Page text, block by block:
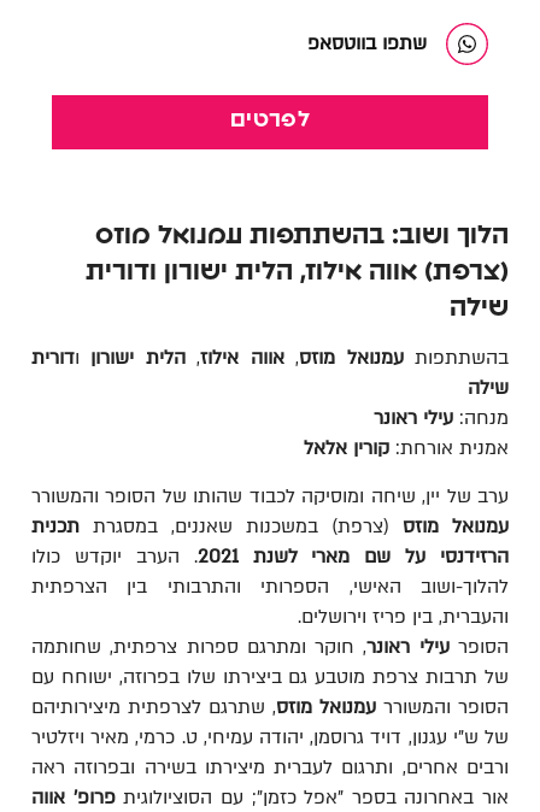
שתפו בווטסאפ
לפרטים
הלוך ושוב: בהשתתפות עמנואל מוזס
(צרפת) אווה אילוז, הלית ישורון ודורית
שילה
בהשתתפותעמנואל מוזס,אווה אילוז,הלית ישורון ודורית
שילה
מנחה: עילי ראונר
אמנית אורחת: קורין אלאל
ערב של יין, שיחה ומוסיקה לכבוד שהותו של הסופר והמשורר
עמנואל מוזס (צרפת) במשכנות שאננים, במסגרת תכנית
הרזידנסי על שם מארי לשנת 2021
. הערב יוקדש כולו
להלוך-ושוב האישי, הספרותי והתרבותי בין הצרפתית
והעברית, בין פריז וירושלים.
הסופרעילי ראונר, חוקר ומתרגם ספרות צרפתית, שחותמה
של תרבות צרפת מוטבע גם ביצירתו שלו בפרוזה, ישוחח עם
הסופר והמשורר עמנואל מוזס, שתרגם לצרפתית מיצירותיהם
של ש"י עגנון, דויד גרוסמן, יהודה עמיחי, ט. כרמי, מאיר ויזלטיר
ורבים אחרים, ותרגום לעברית מיצירתו בשירה ובפרוזה ראה
אור באחרונה בספר "אפל כזמן"; עם הסוציולוגיתפרופ' אווה